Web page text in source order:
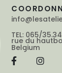
TEL: 065/
rue du
Belgium